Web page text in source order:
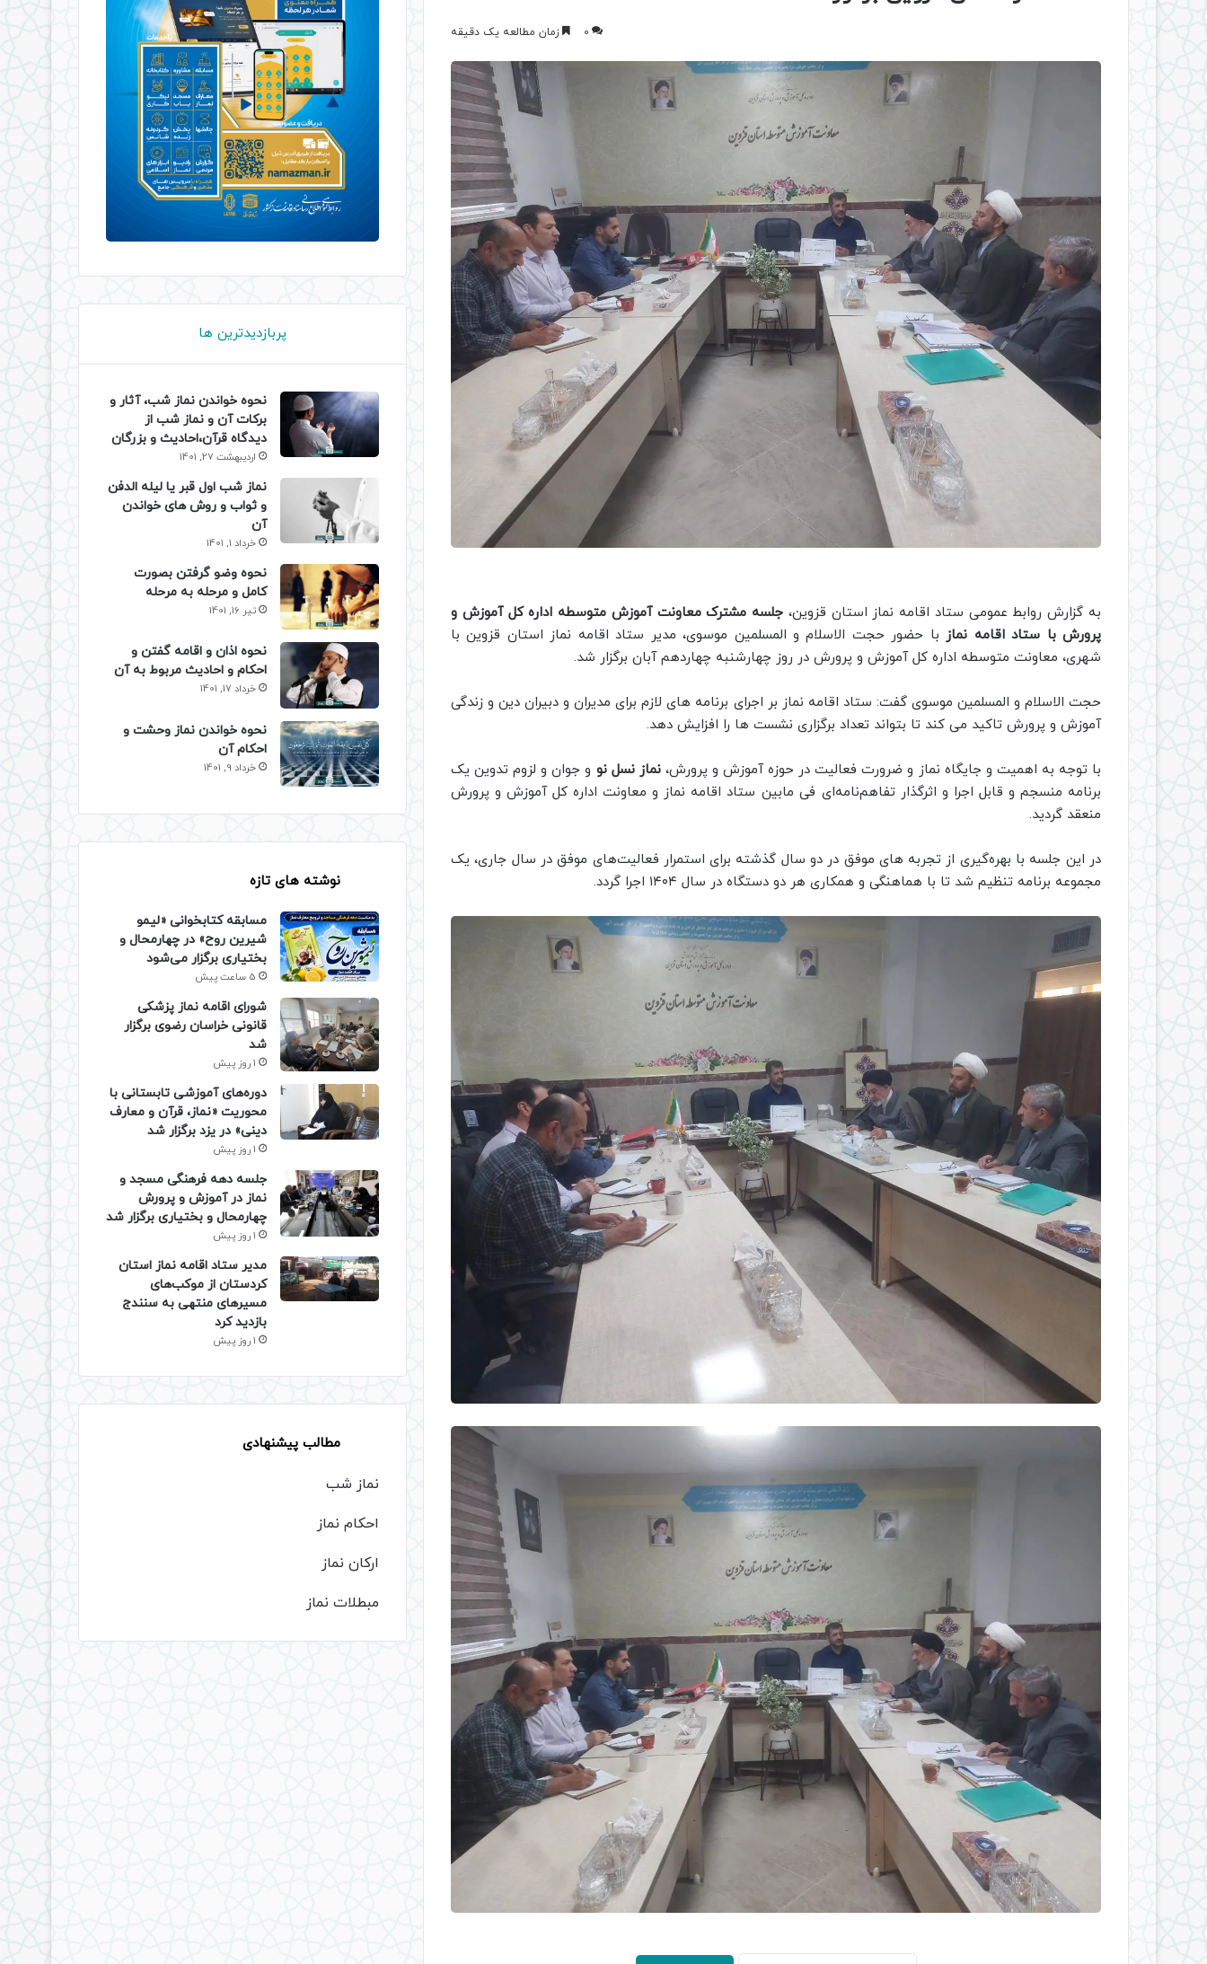
0 زمان مطالعه یک دقیقه
به گزارش روابط عمومی ستاد اقامه نماز استان قزوین، جلسه مشترک معاونت آموزش متوسطه اداره کل آموزش و
پرورش با ستاد اقامه نمازبا حضور حجت الاسلام و المسلمین موسوی، مدیر ستاد اقامه نماز استان قزوین با
شهری، معاونت متوسطه اداره کل آموزش و پرورش در روز چهارشنبه چهاردهم آبان برگزار شد.
حجت الاسلام و المسلمین موسوی گفت: ستاد اقامه نماز بر اجرای برنامه های لازم برای مدیران و دبیران دین و زندگی
آموزش و پرورش تاکید می کند تا بتواند تعداد برگزاری نشست ها را افزایش دهد.
با توجه به اهمیت و جایگاه نماز و ضرورت فعالیت در حوزه آموزش و پرورش،نماز نسل نو و جوان و لزوم تدوین یک
برنامه منسجم و قابل اجرا و اثرگذار تفاهم‌نامه‌ای فی مابین ستاد اقامه نماز و معاونت اداره کل آموزش و پرورش
منعقد گردید.
در این جلسه با بهره‌گیری از تجربه های موفق در دو سال گذشته برای استمرار فعالیت‌های موفق در سال جاری، یک
مجموعه برنامه تنظیم شد تا با هماهنگی و همکاری هر دو دستگاه در سال ۱۴۰۴ اجرا گردد.
پربازدیدترین ها
نحوه خواندن نماز شب، آثار و
برکات آن و نماز شب از
دیدگاه قرآن،احادیث و بزرگان
اردیبهشت 27, 1401
نماز شب اول قبر یا لیله الدفن
و ثواب و روش های خواندن
آن
خرداد 1, 1401
نحوه وضو گرفتن بصورت
کامل و مرحله به مرحله
تیر 16, 1401
نحوه اذان و اقامه گفتن و
احکام و احادیث مربوط به آن
خرداد 17, 1401
نحوه خواندن نماز وحشت و
احکام آن
خرداد 9, 1401
نوشته های تازه
مسابقه کتابخوانی «لیمو
شیرین روح» در چهارمحال و
بختیاری برگزار می‌شود
5 ساعت پیش
شورای اقامه نماز پزشکی
قانونی خراسان رضوی برگزار
شد
1 روز پیش
دوره‌های آموزشی تابستانی با
محوریت «نماز، قرآن و معارف
دینی» در یزد برگزار شد
1 روز پیش
جلسه دهه فرهنگی مسجد و
نماز در آموزش و پرورش
چهارمحال و بختیاری برگزار شد
1 روز پیش
مدیر ستاد اقامه نماز استان
کردستان از موکب‌های
مسیرهای منتهی به سنندج
بازدید کرد
1 روز پیش
مطالب پیشنهادی
نماز شب
احکام نماز
ارکان نماز
مبطلات نماز